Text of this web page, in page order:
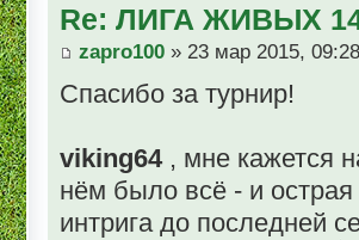
Re: ЛИГА ЖИВЫХ
zapro100 » 23 мар 2015, 09:28
Спасибо за турнир!
viking64 , мне кажется
нём было всё - и острая
интрига до последней